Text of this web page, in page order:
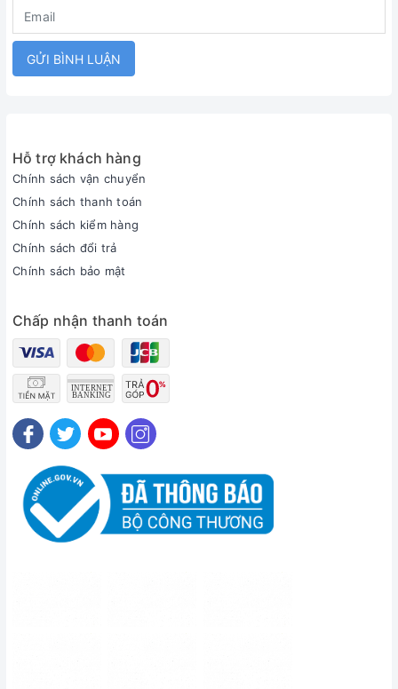
GỬI BÌNH LUẬN
Hỗ trợ khách hàng
Chính sách vận chuyển
Chính sách thanh toán
Chính sách kiểm hàng
Chính sách đổi trả
Chính sách bảo mật
Chấp nhận thanh toán